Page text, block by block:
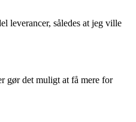
leverancer, således at jeg ville
gør det muligt at få mere for